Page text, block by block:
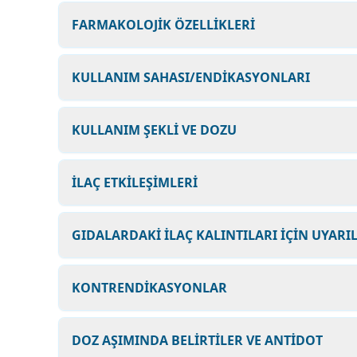
FARMAKOLOJİK ÖZELLİKLERİ
KULLANIM SAHASI/ENDİKASYONLARI
KULLANIM ŞEKLİ VE DOZU
İLAÇ ETKİLEŞİMLERİ
GIDALARDAKİ İLAÇ KALINTILARI İÇİN
KONTRENDİKASYONLAR
DOZ AŞIMINDA BELİRTİLER VE ANTİDOT